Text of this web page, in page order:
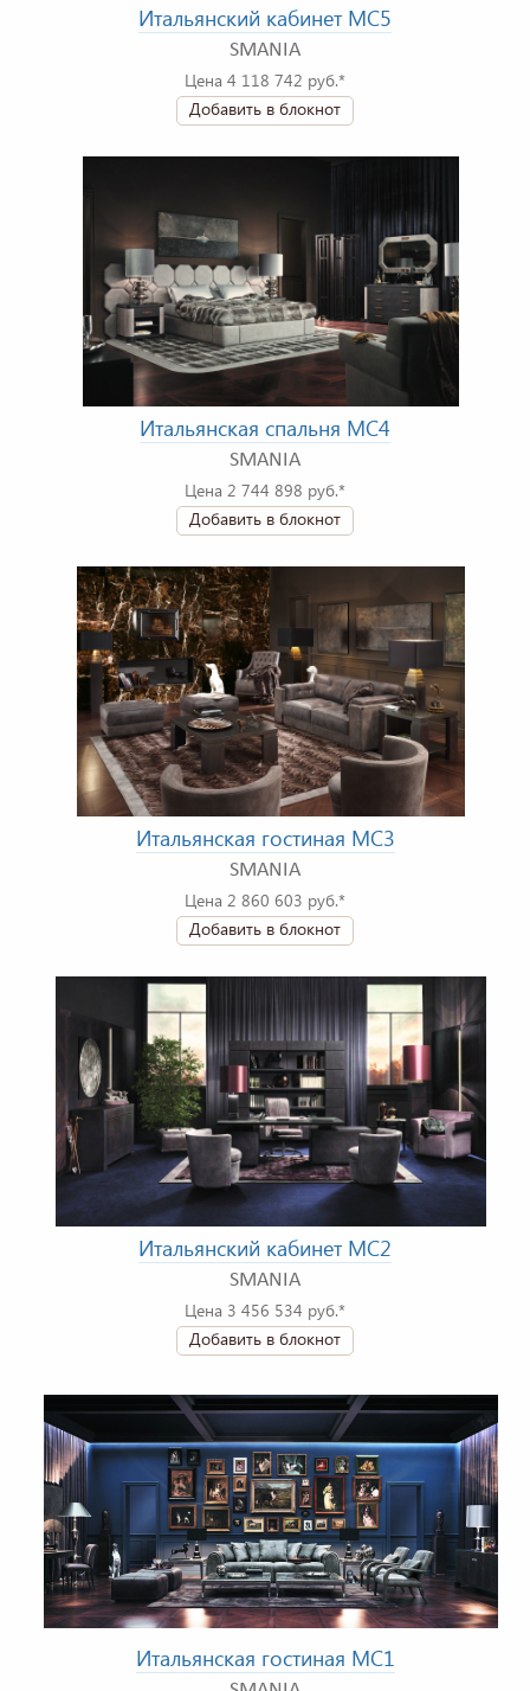
Итальянский кабинет MC5
SMANIA
Цена 4 118 742 руб.*
Добавить в блокнот
Итальянская спальня MC4
SMANIA
Цена 2 744 898 руб.*
Добавить в блокнот
Итальянская гостиная MC3
SMANIA
Цена 2 860 603 руб.*
Добавить в блокнот
Итальянский кабинет MC2
SMANIA
Цена 3 456 534 руб.*
Добавить в блокнот
Итальянская гостиная MC1